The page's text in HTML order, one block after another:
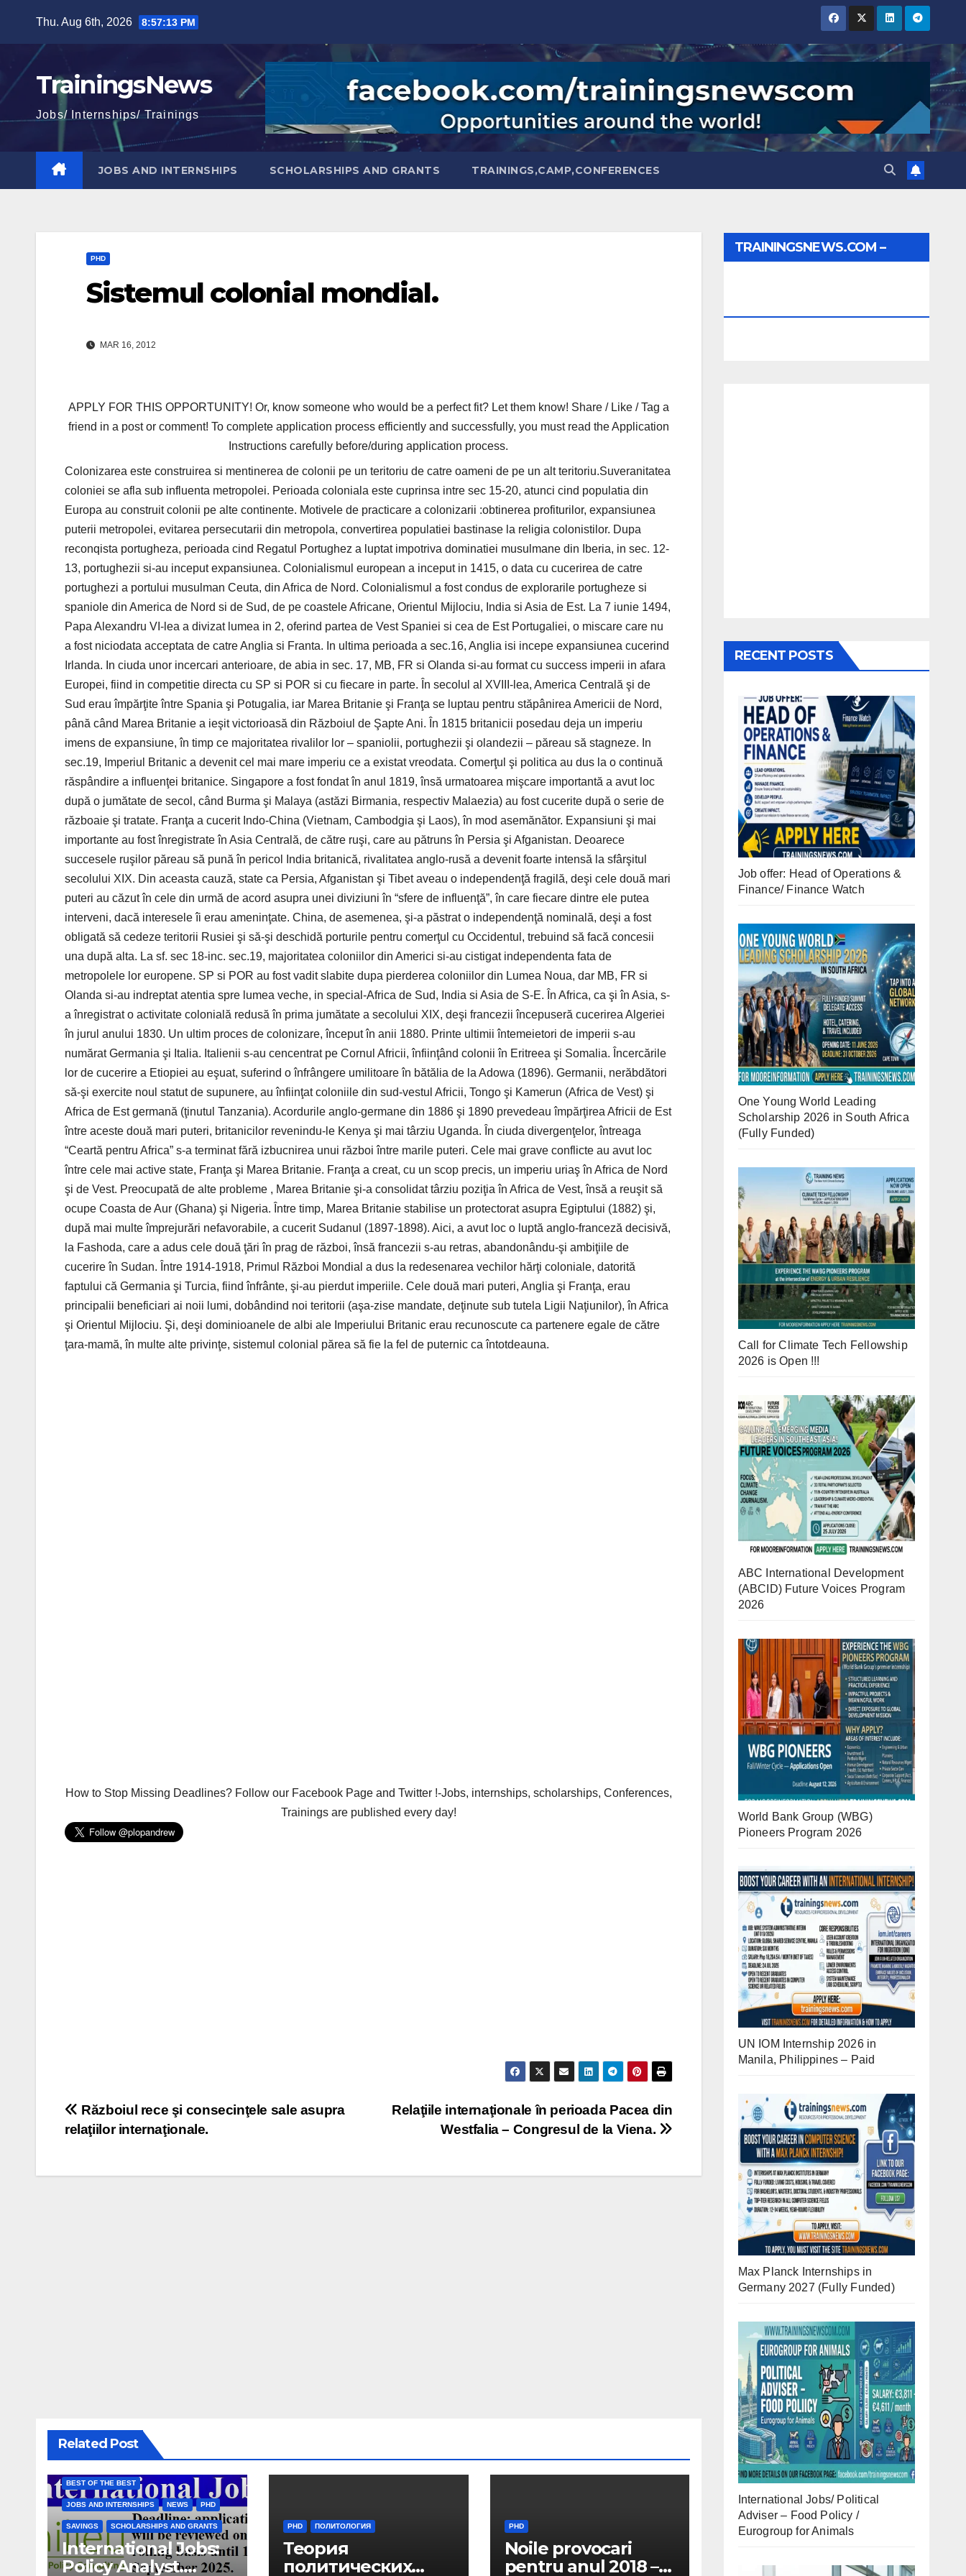
content
Thu. Aug 6th, 2026 8:57:14 PM
TrainingsNews
Jobs/ Internships/ Trainings
JOBS AND INTERNSHIPS SCHOLARSHIPS AND GRANTS TRAININGS,CAMP,CONFERENCES
PHD
Sistemul colonial mondial.
MAR 16, 2012
APPLY FOR THIS OPPORTUNITY! Or, know someone who would be a perfect fit? Let them know! Share / Like / Tag a
friend in a post or comment! To complete application process efficiently and successfully, you must read the Application
Instructions carefully before/during application process.
Colonizarea este construirea si mentinerea de colonii pe un teritoriu de catre oameni de pe un alt teritoriu.Suveranitatea
coloniei se afla sub influenta metropolei. Perioada coloniala este cuprinsa intre sec 15-20, atunci cind populatia din
Europa au construit colonii pe alte continente. Motivele de practicare a colonizarii :obtinerea profiturilor, expansiunea
puterii metropolei, evitarea persecutarii din metropola, convertirea populatiei bastinase la religia colonistilor. Dupa
reconqista portugheza, perioada cind Regatul Portughez a luptat impotriva dominatiei musulmane din Iberia, in sec. 12-
13, portughezii si-au inceput expansiunea. Colonialismul european a inceput in 1415, o data cu cucerirea de catre
portughezi a portului musulman Ceuta, din Africa de Nord. Colonialismul a fost condus de explorarile portugheze si
spaniole din America de Nord si de Sud, de pe coastele Africane, Orientul Mijlociu, India si Asia de Est. La 7 iunie 1494,
Papa Alexandru VI-lea a divizat lumea in 2, oferind partea de Vest Spaniei si cea de Est Portugaliei, o miscare care nu
a fost niciodata acceptata de catre Anglia si Franta. In ultima perioada a sec.16, Anglia isi incepe expansiunea cucerind
Irlanda. In ciuda unor incercari anterioare, de abia in sec. 17, MB, FR si Olanda si-au format cu success imperii in afara
Europei, fiind in competitie directa cu SP si POR si cu fiecare in parte. În secolul al XVIII-lea, America Centrală şi de
Sud erau împărţite între Spania şi Potugalia, iar Marea Britanie şi Franţa se luptau pentru stăpânirea Americii de Nord,
până când Marea Britanie a ieşit victorioasă din Războiul de Şapte Ani. În 1815 britanicii posedau deja un imperiu
imens de expansiune, în timp ce majoritatea rivalilor lor – spaniolii, portughezii şi olandezii – păreau să stagneze. In
sec.19, Imperiul Britanic a devenit cel mai mare imperiu ce a existat vreodata. Comerţul şi politica au dus la o continuă
răspândire a influenţei britanice. Singapore a fost fondat în anul 1819, însă urmatoarea mişcare importantă a avut loc
după o jumătate de secol, când Burma şi Malaya (astăzi Birmania, respectiv Malaezia) au fost cucerite după o serie de
războaie şi tratate. Franţa a cucerit Indo-China (Vietnam, Cambodgia şi Laos), în mod asemănător. Expansiuni şi mai
importante au fost înregistrate în Asia Centrală, de către ruşi, care au pătruns în Persia şi Afganistan. Deoarece
succesele ruşilor păreau să pună în pericol India britanică, rivalitatea anglo-rusă a devenit foarte intensă la sfârşitul
secolului XIX. Din aceasta cauză, state ca Persia, Afganistan şi Tibet aveau o independenţă fragilă, deşi cele două mari
puteri au căzut în cele din urmă de acord asupra unei diviziuni în “sfere de influenţă”, în care fiecare dintre ele putea
interveni, dacă interesele îi erau ameninţate. China, de asemenea, şi-a păstrat o independenţă nominală, deşi a fost
obligată să cedeze teritorii Rusiei şi să-şi deschidă porturile pentru comerţul cu Occidentul, trebuind să facă concesii
una după alta. La sf. sec 18-inc. sec.19, majoritatea coloniilor din Americi si-au cistigat independenta fata de
metropolele lor europene. SP si POR au fost vadit slabite dupa pierderea coloniilor din Lumea Noua, dar MB, FR si
Olanda si-au indreptat atentia spre lumea veche, in special-Africa de Sud, India si Asia de S-E. În Africa, ca şi în Asia, s-
a înregistrat o activitate colonială redusă în prima jumătate a secolului XIX, deşi francezii începuseră cucerirea Algeriei
în jurul anului 1830. Un ultim proces de colonizare, început în anii 1880. Printe ultimii întemeietori de imperii s-au
numărat Germania şi Italia. Italienii s-au cencentrat pe Cornul Africii, înfiinţând colonii în Eritreea şi Somalia. Încercările
lor de cucerire a Etiopiei au eşuat, suferind o înfrângere umilitoare în bătălia de la Adowa (1896). Germanii, nerăbdători
să-şi exercite noul statut de supunere, au înfiinţat coloniile din sud-vestul Africii, Tongo şi Kamerun (Africa de Vest) şi
Africa de Est germană (ţinutul Tanzania). Acordurile anglo-germane din 1886 şi 1890 prevedeau împărţirea Africii de Est
între aceste două mari puteri, britanicilor revenindu-le Kenya şi mai târziu Uganda. În ciuda divergenţelor, întreaga
“Ceartă pentru Africa” s-a terminat fără izbucnirea unui război între marile puteri. Cele mai grave conflicte au avut loc
între cele mai active state, Franţa şi Marea Britanie. Franţa a creat, cu un scop precis, un imperiu uriaş în Africa de Nord
şi de Vest. Preocupată de alte probleme , Marea Britanie şi-a consolidat târziu poziţia în Africa de Vest, însă a reuşit să
ocupe Coasta de Aur (Ghana) şi Nigeria. Între timp, Marea Britanie stabilise un protectorat asupra Egiptului (1882) şi,
după mai multe împrejurări nefavorabile, a cucerit Sudanul (1897-1898). Aici, a avut loc o luptă anglo-franceză decisivă,
la Fashoda, care a adus cele două ţări în prag de război, însă francezii s-au retras, abandonându-şi ambiţiile de
cucerire în Sudan. Între 1914-1918, Primul Război Mondial a dus la redesenarea vechilor hărţi coloniale, datorită
faptului că Germania şi Turcia, fiind înfrânte, şi-au pierdut imperiile. Cele două mari puteri, Anglia şi Franţa, erau
principalii beneficiari ai noii lumi, dobândind noi teritorii (aşa-zise mandate, deţinute sub tutela Ligii Naţiunilor), în Africa
şi Orientul Mijlociu. Şi, deşi dominioanele de albi ale Imperiului Britanic erau recunoscute ca partenere egale de către
ţara-mamă, în multe alte privinţe, sistemul colonial părea să fie la fel de puternic ca întotdeauna.
How to Stop Missing Deadlines? Follow our Facebook Page and Twitter !-Jobs, internships, scholarships, Conferences,
Trainings are published every day!
Post
navigation
Relaţiile internaţionale în perioada Pacea din
Westfalia – Congresul de la Viena.
Războiul rece şi consecinţele sale asupra
relaţiilor internaţionale.
Related Post
BEST OF THE BEST
JOBS AND INTERNSHIPS NEWS PHD
SAVINGS SCHOLARSHIPS AND GRANTS
International Jobs:
Policy Analyst.
PHD ПОЛИТОЛОГИЯ
Теория
политических
PHD
Noile provocari
pentru anul 2018 –
TRAININGSNEWS.COM –
RECENT POSTS
Job offer: Head of Operations &
Finance/ Finance Watch
One Young World Leading
Scholarship 2026 in South Africa
(Fully Funded)
Call for Climate Tech Fellowship
2026 is Open !!!
ABC International Development
(ABCID) Future Voices Program
2026
World Bank Group (WBG)
Pioneers Program 2026
UN IOM Internship 2026 in
Manila, Philippines – Paid
Max Planck Internships in
Germany 2027 (Fully Funded)
International Jobs/ Political
Adviser – Food Policy /
Eurogroup for Animals